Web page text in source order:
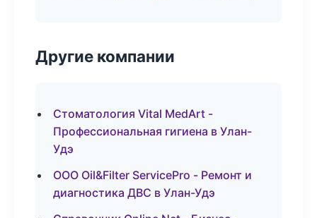
Другие компании
Стоматология Vital MedArt -
Профессиональная гигиена в Улан-
Удэ
ООО Oil&Filter ServicePro - Ремонт и
диагностика ДВС в Улан-Удэ